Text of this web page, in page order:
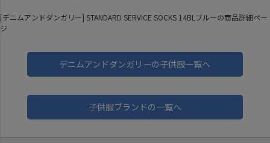
[デニムアンドダンガリー] STANDARD SERVICE SOCKS 14BLブルーの商品詳細ペー
ジ
デニムアンドダンガリーの子供服一覧へ
子供服ブランドの一覧へ